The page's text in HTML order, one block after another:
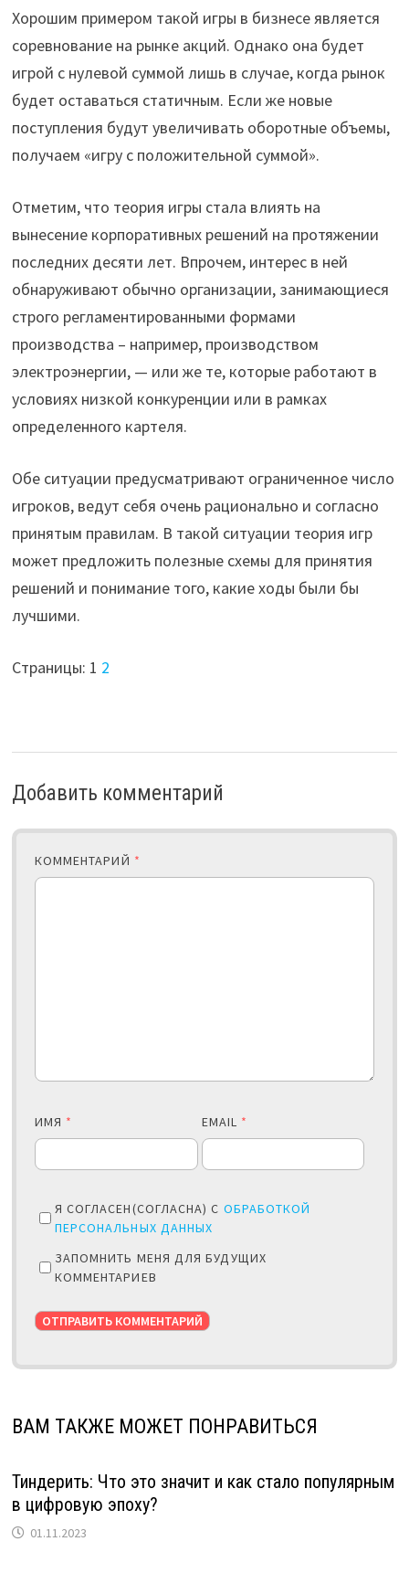
Хорошим примером такой игры в бизнесе является
соревнование на рынке акций. Однако она будет
игрой с нулевой суммой лишь в случае, когда рынок
будет оставаться статичным. Если же новые
поступления будут увеличивать оборотные объемы,
получаем «игру с положительной суммой».
Отметим, что теория игры стала влиять на
вынесение корпоративных решений на протяжении
последних десяти лет. Впрочем, интерес в ней
обнаруживают обычно организации, занимающиеся
строго регламентированными формами
производства – например, производством
электроэнергии, — или же те, которые работают в
условиях низкой конкуренции или в рамках
определенного картеля.
Обе ситуации предусматривают ограниченное число
игроков, ведут себя очень рационально и согласно
принятым правилам. В такой ситуации теория игр
может предложить полезные схемы для принятия
решений и понимание того, какие ходы были бы
лучшими.
Страницы: 1 2
Добавить комментарий
КОММЕНТАРИЙ *
ИМЯ * EMAIL *
Я СОГЛАСЕН(СОГЛАСНА) С ОБРАБОТКОЙ
ПЕРСОНАЛЬНЫХ ДАННЫХ
ЗАПОМНИТЬ МЕНЯ ДЛЯ БУДУЩИХ
КОММЕНТАРИЕВ
ВАМ ТАКЖЕ МОЖЕТ ПОНРАВИТЬСЯ
Тиндерить: Что это значит и как стало популярным
в цифровую эпоху?
01.11.2023